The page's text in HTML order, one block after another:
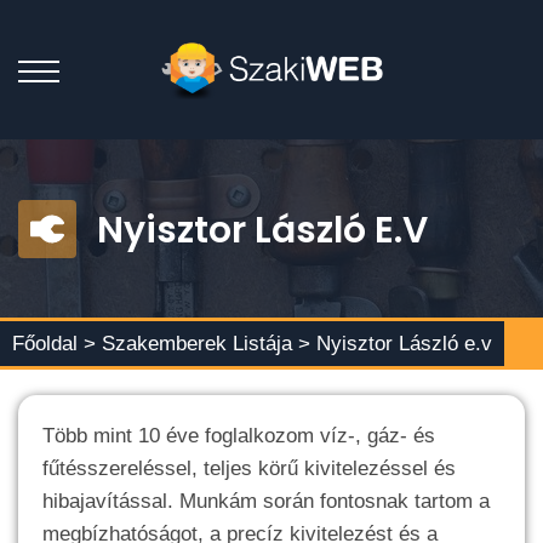
Nyisztor László E.v
Főoldal > Szakemberek Listája > Nyisztor László e.v
Több mint 10 éve foglalkozom víz-, gáz- és
fűtésszereléssel, teljes körű kivitelezéssel és
hibajavítással. Munkám során fontosnak tartom a
megbízhatóságot, a precíz kivitelezést és a